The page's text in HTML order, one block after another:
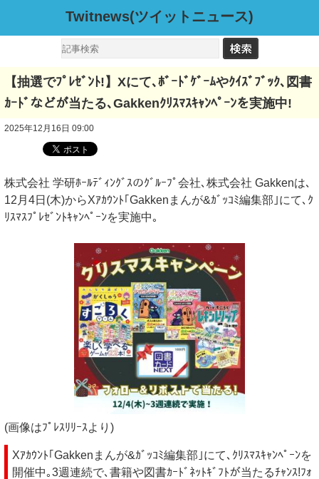
Twitnews(ツイットニュース)
【抽選でﾌﾟﾚｾﾞﾝﾄ!】Xにて､ﾎﾞｰﾄﾞｹﾞｰﾑやｸｲｽﾞﾌﾞｯｸ､図書
ｶｰﾄﾞなどが当たる､Gakkenｸﾘｽﾏｽｷｬﾝﾍﾟｰﾝを実施中!
2025年12月16日 09:00
株式会社 学研ﾎｰﾙﾃﾞｨﾝｸﾞｽのｸﾞﾙｰﾌﾟ会社､株式会社 Gakkenは､
12月4日(木)からXｱｶｳﾝﾄ｢Gakkenまんが&ｶﾞｯｺﾐ編集部｣にて､ｸ
ﾘｽﾏｽﾌﾟﾚｾﾞﾝﾄｷｬﾝﾍﾟｰﾝを実施中｡
(画像はﾌﾟﾚｽﾘﾘｰｽより)
Xｱｶｳﾝﾄ｢Gakkenまんが&ｶﾞｯｺﾐ編集部｣にて､ｸﾘｽﾏｽｷｬﾝﾍﾟｰﾝを
開催中｡3週連続で､書籍や図書ｶｰﾄﾞﾈｯﾄｷﾞﾌﾄが当たるﾁｬﾝｽ!ﾌｫ